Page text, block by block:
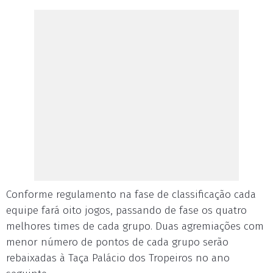
Conforme regulamento na fase de classificação cada
equipe fará oito jogos, passando de fase os quatro
melhores times de cada grupo. Duas agremiações com
menor número de pontos de cada grupo serão
rebaixadas à Taça Palácio dos Tropeiros no ano